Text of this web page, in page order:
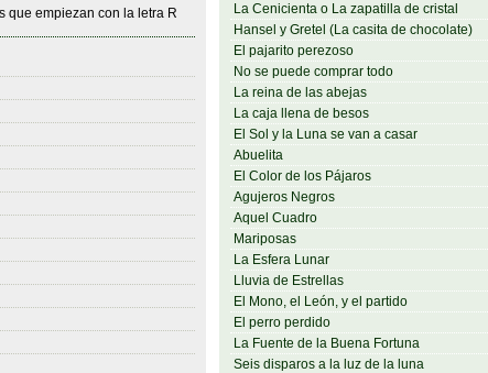
La Cenicienta o La zapatilla de cristal
Hansel y Gretel (La casita de chocolate)
El pajarito perezoso
No se puede comprar todo
La reina de las abejas
La caja llena de besos
El Sol y la Luna se van a casar
Abuelita
El Color de los Pájaros
Agujeros Negros
Aquel Cuadro
Mariposas
La Esfera Lunar
Lluvia de Estrellas
El Mono, el León, y el partido
El perro perdido
La Fuente de la Buena Fortuna
Seis disparos a la luz de la luna
que empiezan con la letra R